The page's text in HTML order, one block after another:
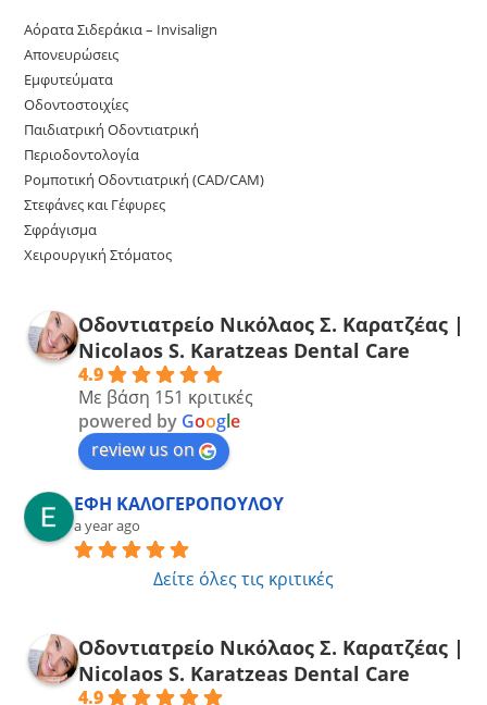
Αόρατα Σιδεράκια – Invisalign
Απονευρώσεις
Εμφυτεύματα
Οδοντοστοιχίες
Παιδιατρική Οδοντιατρική
Περιοδοντολογία
Ρομποτική Οδοντιατρική (CAD/CAM)
Στεφάνες και Γέφυρες
Σφράγισμα
Χειρουργική Στόματος
Οδοντιατρείο Νικόλαος Σ. Καρατζέας |
Νicolaos S. Karatzeas Dental Care
4.9
Με βάση 151 κριτικές
powered by Google
review us on
ΕΦΗ ΚΑΛΟΓΕΡΟΠΟΥΛΟΥ
a year ago
Δείτε όλες τις κριτικές
Οδοντιατρείο Νικόλαος Σ. Καρατζέας |
Νicolaos S. Karatzeas Dental Care
4.9